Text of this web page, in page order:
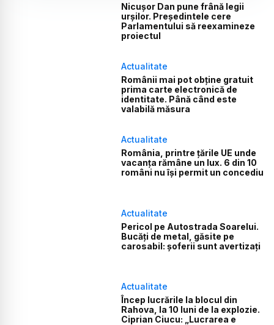
Nicușor Dan pune frână legii
urșilor. Președintele cere
Parlamentului să reexamineze
proiectul
Actualitate
Românii mai pot obține gratuit
prima carte electronică de
identitate. Până când este
valabilă măsura
Actualitate
România, printre țările UE unde
vacanța rămâne un lux. 6 din 10
români nu își permit un concediu
Actualitate
Pericol pe Autostrada Soarelui.
Bucăți de metal, găsite pe
carosabil: șoferii sunt avertizați
Actualitate
Încep lucrările la blocul din
Rahova, la 10 luni de la explozie.
Ciprian Ciucu: „Lucrarea e